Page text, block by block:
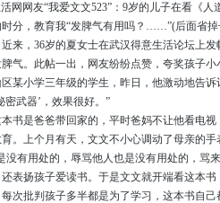
网网友“我爱文文523”：9岁的儿子在看《
分，教育我“发脾气有用吗？……”(后面省掉
，36岁的夏女士在武汉得意生活论坛上发
气。此帖一出，网友纷纷点赞，夸奖孩子小
小学三年级的学生，昨日，他激动地告诉
密武器’，效果很好。”
是爸爸带回家的，平时爸妈不让他看电视
。上个月有天，文文不小心调动了母亲的
没有用处的，辱骂他人也是没有用处的，骂
表扬孩子爱读书。于是文文就开端看这本书
批判孩子多半都是为了学习，这本书自己